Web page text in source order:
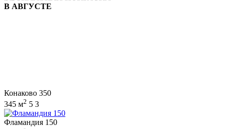
В АВГУСТЕ
Конаково 350
345 м2 5 3
Фламандия 150